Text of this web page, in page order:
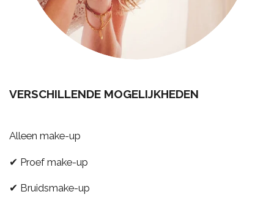
VERSCHILLENDE MOGELIJKHEDEN
Alleen make-up
✔ Proef make-up
✔ Bruidsmake-up